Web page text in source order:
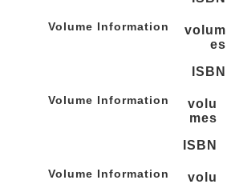
Volume Information
volum
es
ISBN
Volume Information
volu
mes
ISBN
Volume Information
volu